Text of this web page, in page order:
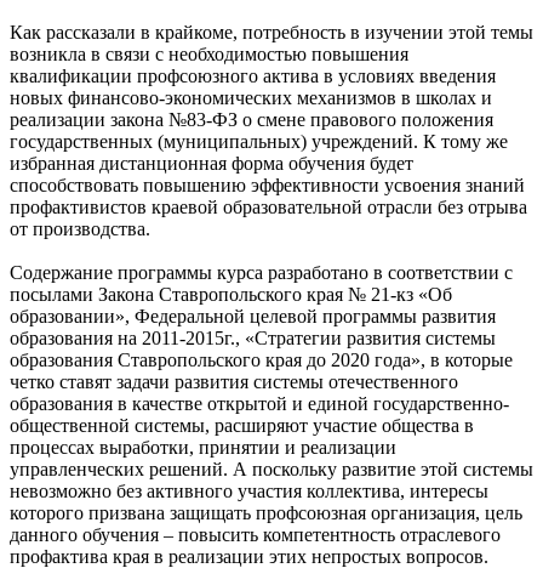
Как рассказали в крайкоме, потребность в изучении этой темы
возникла в связи с необходимостью повышения
квалификации профсоюзного актива в условиях введения
новых финансово-экономических механизмов в школах и
реализации закона №83-ФЗ о смене правового положения
государственных (муниципальных) учреждений. К тому же
избранная дистанционная форма обучения будет
способствовать повышению эффективности усвоения знаний
профактивистов краевой образовательной отрасли без отрыва
от производства.
Содержание программы курса разработано в соответствии с
посылами Закона Ставропольского края № 21-кз «Об
образовании», Федеральной целевой программы развития
образования на 2011-2015г., «Стратегии развития системы
образования Ставропольского края до 2020 года», в которые
четко ставят задачи развития системы отечественного
образования в качестве открытой и единой государственно-
общественной системы, расширяют участие общества в
процессах выработки, принятии и реализации
управленческих решений. А поскольку развитие этой системы
невозможно без активного участия коллектива, интересы
которого призвана защищать профсоюзная организация, цель
данного обучения – повысить компетентность отраслевого
профактива края в реализации этих непростых вопросов.